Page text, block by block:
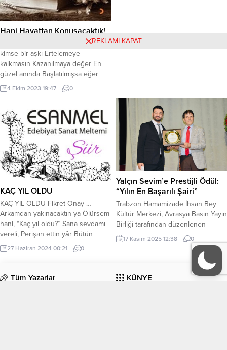
Hani Hayattan Konuşacaktık!
Herkes(Ahmet Telli‘ye ithaf) Hiç
kimse bir aşkı Ertelemeye
kalkmasın Kazanılmaya değer En
güzel anında Başlatılmışsa eğer
Arif-i Kitap Ayrıntıları
4 Ekim 2023 19:47 0
KAÇ YIL OLDU
KAÇ YIL OLDU Fikret Onay …
Arkamdan yakınacaktın ya Ölürsem
hani, “Kaç yıl oldu?” Sana sevdamı
vereli, Perişan ettin yâr Bütün
geleceğimi-hayallerimi,
Bırakmasaydın keşke Bir ömür
Anlamayan biriymişsin be Vefasız
27 Haziran 2024 00:21 0
Yalçın Sevim’e Prestijli Ödül:
“Yılın En Başarılı Şairi”
Trabzon Hamamizade İhsan Bey
Kültür Merkezi, Avrasya Basın Yayın
Birliği tarafından düzenlenen
“Türkiye’de Basın ve Trabzon’da
Yerel Basın Ödül Programı” ile
unutulmaz bir geceye sahne oldu.
dünyasından pek çok önemli ismi
17 Kasım 2025 12:38 0
Tüm Yazarlar KÜNYE
REKLAMI KAPAT